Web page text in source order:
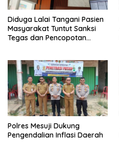
Diduga Lalai Tangani Pasien
Masyarakat Tuntut Sanksi
Tegas dan Pencopotan
Polres Mesuji Dukung
Pengendalian Inflasi Daerah